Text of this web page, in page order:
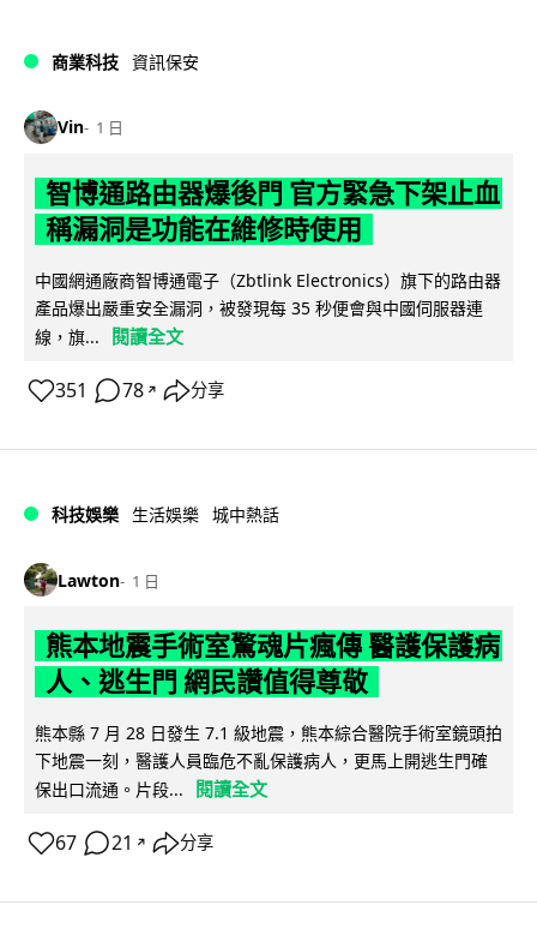
商業科技 資訊保安
Vin 1 日
智博通路由器爆後門 官方緊急下架止血
稱漏洞是功能在維修時使用
中國網通廠商智博通電子（Zbtlink Electronics）旗下的路由器
產品爆出嚴重安全漏洞，被發現每 35 秒便會與中國伺服器連
線，旗...
閱讀全文
351 78 ↗ 分享
科技娛樂 生活娛樂 城中熱話
Lawton 1 日
熊本地震手術室驚魂片瘋傳 醫護保護病
人、逃生門 網民讚值得尊敬
熊本縣 7 月 28 日發生 7.1 級地震，熊本綜合醫院手術室鏡頭拍
下地震一刻，醫護人員臨危不亂保護病人，更馬上開逃生門確
保出口流通。片段...
閱讀全文
67 21 ↗ 分享